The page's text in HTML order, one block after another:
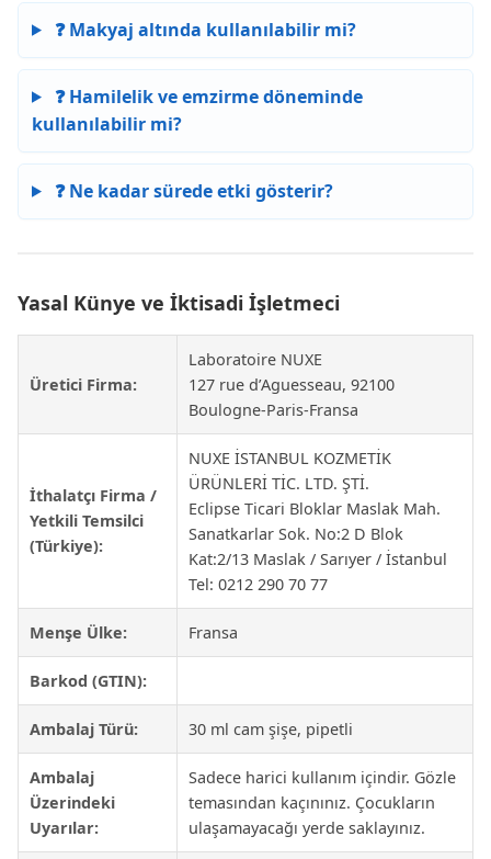
❓ Makyaj altında kullanılabilir mi?
❓ Hamilelik ve emzirme döneminde
kullanılabilir mi?
❓ Ne kadar sürede etki gösterir?
Yasal Künye ve İktisadi İşletmeci
Üretici Firma:
Laboratoire NUXE
127 rue d’Aguesseau, 92100
Boulogne-Paris-Fransa
İthalatçı Firma /
Yetkili Temsilci
(Türkiye):
NUXE İSTANBUL KOZMETİK
ÜRÜNLERİ TİC. LTD. ŞTİ.
Eclipse Ticari Bloklar Maslak Mah.
Sanatkarlar Sok. No:2 D Blok
Kat:2/13 Maslak / Sarıyer / İstanbul
Tel: 0212 290 70 77
Menşe Ülke: Fransa
Barkod (GTIN):
Ambalaj Türü: 30 ml cam şişe, pipetli
Ambalaj
Üzerindeki
Uyarılar:
Sadece harici kullanım içindir. Gözle
temasından kaçınınız. Çocukların
ulaşamayacağı yerde saklayınız.